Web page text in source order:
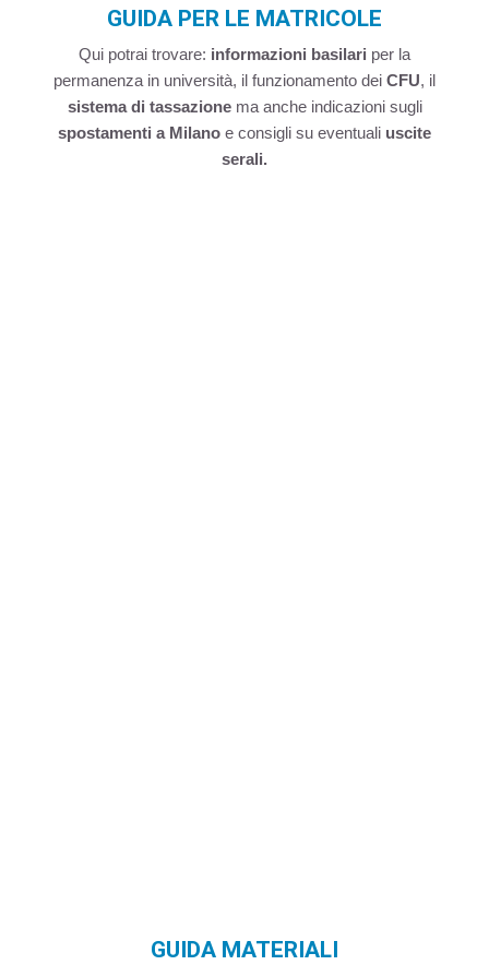
GUIDA PER LE MATRICOLE
Qui potrai trovare: informazioni basilari per la
permanenza in università, il funzionamento dei CFU, il
sistema di tassazionema anche indicazioni sugli
spostamenti a Milano e consigli su eventuali uscite
serali.
GUIDA MATERIALI